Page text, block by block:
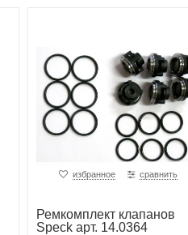
избранное сравнить
Ремкомплект клапанов
Speck арт. 14.0364